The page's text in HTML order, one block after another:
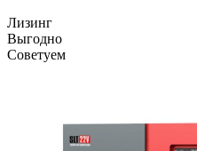
Лизинг
Выгодно
Советуем